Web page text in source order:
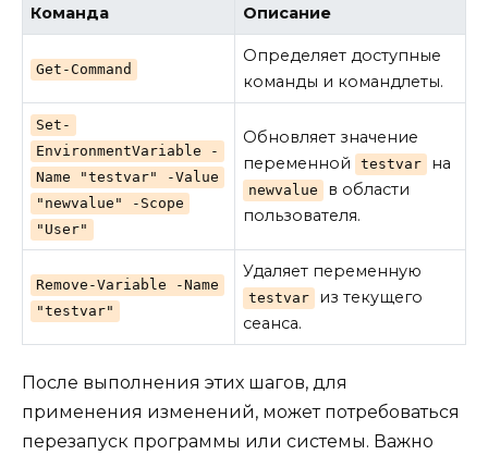
Команда Описание
Get-Command
Определяет доступные
команды и командлеты.
Set-
EnvironmentVariable -
Name "testvar" -Value
"newvalue" -Scope
"User"
Обновляет значение
переменной
testvar на
newvalue
в области
пользователя.
Remove-Variable -Name
"testvar"
Удаляет переменную
testvar
из текущего
сеанса.
После выполнения этих шагов, для
применения изменений, может потребоваться
перезапуск программы или системы. Важно